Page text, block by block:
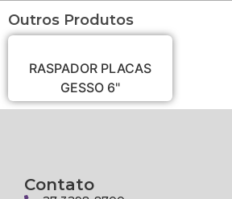
Outros Produtos
RASPADOR PLACAS
GESSO 6"
Contato